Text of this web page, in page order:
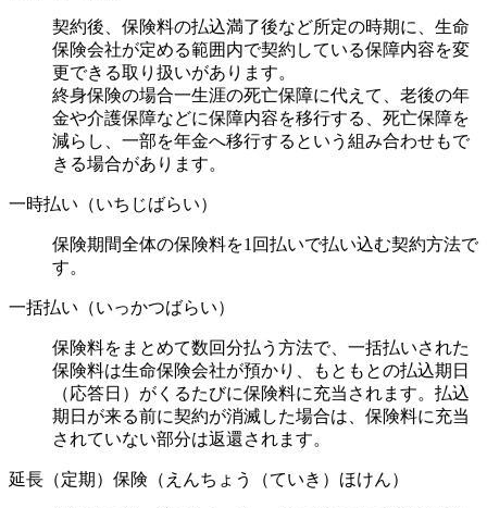
契約後、保険料の払込満了後など所定の時期に、生命
保険会社が定める範囲内で契約している保障内容を変
更できる取り扱いがあります。
終身保険の場合一生涯の死亡保障に代えて、老後の年
金や介護保障などに保障内容を移行する、死亡保障を
減らし、一部を年金へ移行するという組み合わせもで
きる場合があります。
一時払い（いちじばらい）
保険期間全体の保険料を1回払いで払い込む契約方法で
す。
一括払い（いっかつばらい）
保険料をまとめて数回分払う方法で、一括払いされた
保険料は生命保険会社が預かり、もともとの払込期日
（応答日）がくるたびに保険料に充当されます。払込
期日が来る前に契約が消滅した場合は、保険料に充当
されていない部分は返還されます。
延長（定期）保険（えんちょう（ていき）ほけん）